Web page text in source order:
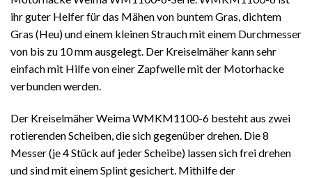
ihr guter Helfer für das Mähen von buntem Gras, dichtem
Gras (Heu) und einem kleinen Strauch mit einem Durchmesser
von bis zu 10 mm ausgelegt. Der Kreiselmäher kann sehr
einfach mit Hilfe von einer Zapfwelle mit der Motorhacke
verbunden werden.
Der Kreiselmäher Weima WMKM1100-6 besteht aus zwei
rotierenden Scheiben, die sich gegenüber drehen. Die 8
Messer (je 4 Stück auf jeder Scheibe) lassen sich frei drehen
und sind mit einem Splint gesichert. Mithilfe der